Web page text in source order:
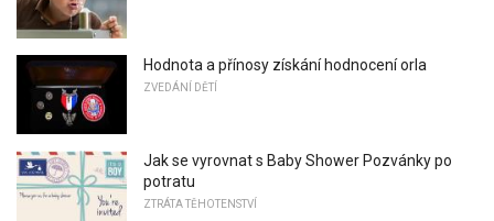
Hodnota a přínosy získání hodnocení orla
ZVEDÁNÍ DĚTÍ
Jak se vyrovnat s Baby Shower Pozvánky po
potratu
ZTRÁTA TĚHOTENSTVÍ